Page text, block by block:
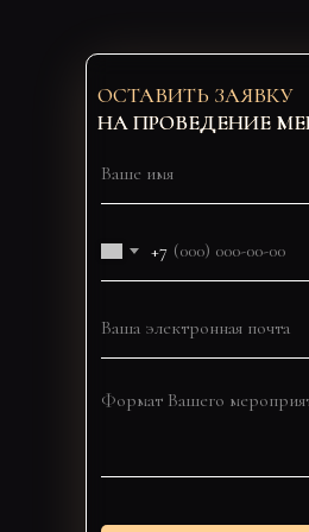
+7
ОСТАВИТЬ ЗАЯВКУ
НА ПРОВЕДЕНИЕ